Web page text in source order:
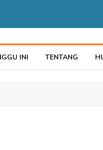
Tegaskan Pelayana KTP
INI TENTANG